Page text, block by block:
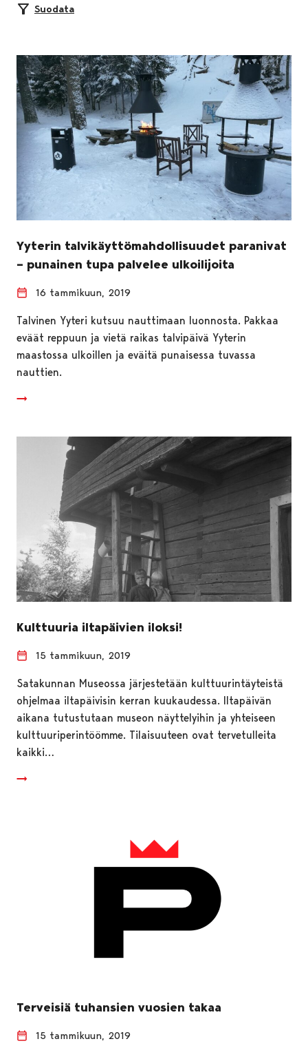
Suodata
Yyterin talvikäyttömahdollisuudet paranivat
– punainen tupa palvelee ulkoilijoita
16 tammikuun, 2019
Talvinen Yyteri kutsuu nauttimaan luonnosta. Pakkaa
eväät reppuun ja vietä raikas talvipäivä Yyterin
maastossa ulkoillen ja eväitä punaisessa tuvassa
nauttien.
Kulttuuria iltapäivien iloksi!
15 tammikuun, 2019
Satakunnan Museossa järjestetään kulttuurintäyteistä
ohjelmaa iltapäivisin kerran kuukaudessa. Iltapäivän
aikana tutustutaan museon näyttelyihin ja yhteiseen
kulttuuriperintöömme. Tilaisuuteen ovat tervetulleita
kaikki…
Terveisiä tuhansien vuosien takaa
15 tammikuun, 2019